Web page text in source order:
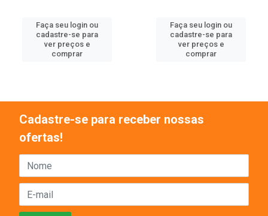
Faça seu login ou
cadastre-se para
ver preços e
comprar
Faça seu login ou
cadastre-se para
ver preços e
comprar
Cadastre-se para receber nossas
ofertas!